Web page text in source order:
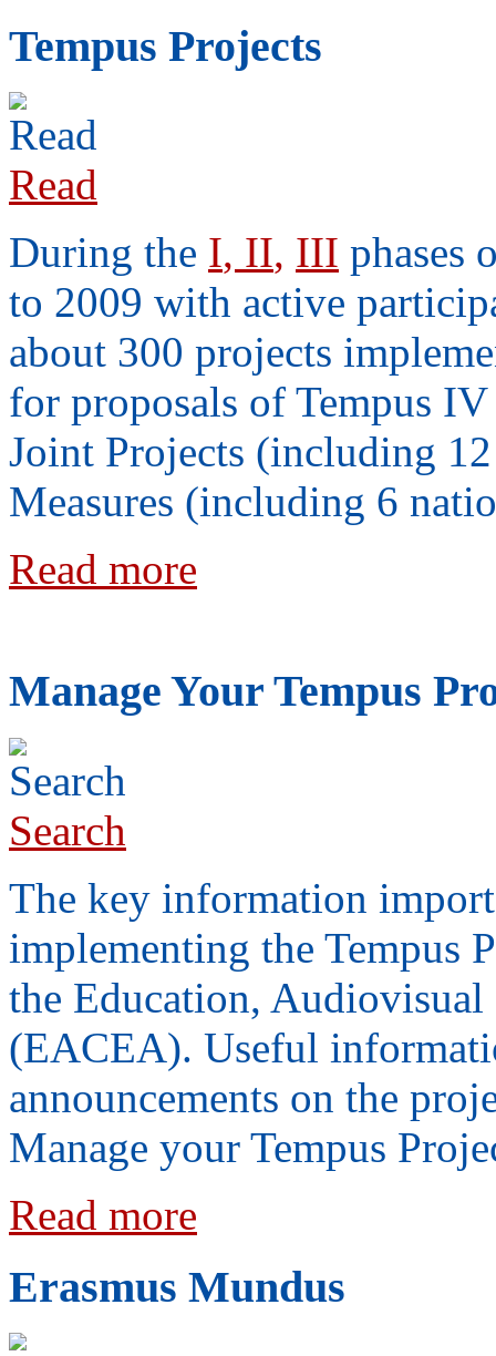
Tempus Projects
Read
During the I, II, III phases
to 2009 with active
about 300 projects
for proposals of Tempus
Joint Projects (including
Measures (including 6
Read more
Manage Your Tempus
Search
The key information
implementing the Tempus
the Education,
(EACEA). Useful
announcements on the
Manage your Tempus
Read more
Erasmus Mundus